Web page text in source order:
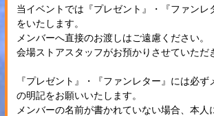
当イベントでは『プレゼント』・『ファンレ
をいたします。
メンバーへ直接のお渡しはご遠慮ください。
会場ストアスタッフがお預かりさせていただ
『プレゼント』・『ファンレター』には必
の明記をお願いいたします。
メンバーの名前が書かれていない場合、本人